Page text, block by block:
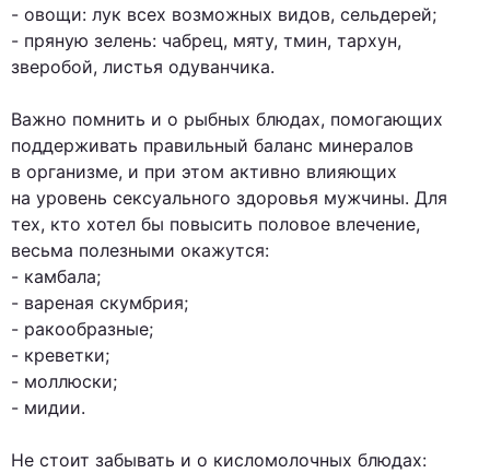
- овощи: лук всех возможных видов, сельдерей;
- пряную зелень: чабрец, мяту, тмин, тархун,
зверобой, листья одуванчика.
Важно помнить и о рыбных блюдах, помогающих
поддерживать правильный баланс минералов
в организме, и при этом активно влияющих
на уровень сексуального здоровья мужчины. Для
тех, кто хотел бы повысить половое влечение,
весьма полезными окажутся:
- камбала;
- вареная скумбрия;
- ракообразные;
- креветки;
- моллюски;
- мидии.
Не стоит забывать и о кисломолочных блюдах: